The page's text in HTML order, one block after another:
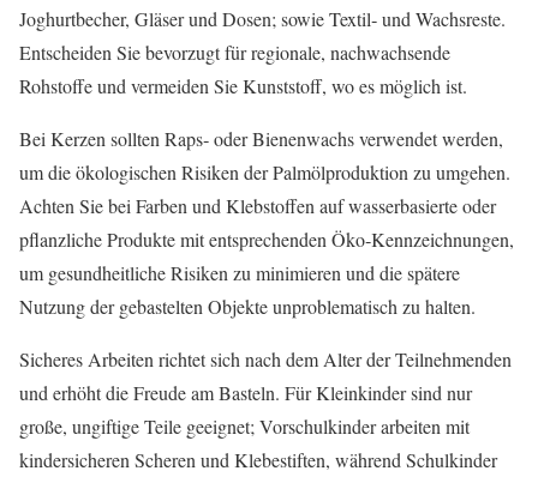
Joghurtbecher, Gläser und Dosen; sowie Textil‑ und Wachsreste.
Entscheiden Sie bevorzugt für regionale, nachwachsende
Rohstoffe und vermeiden Sie Kunststoff, wo es möglich ist.
Bei Kerzen sollten Raps‑ oder Bienenwachs verwendet werden,
um die ökologischen Risiken der Palmölproduktion zu umgehen.
Achten Sie bei Farben und Klebstoffen auf wasserbasierte oder
pflanzliche Produkte mit entsprechenden Öko‑Kennzeichnungen,
um gesundheitliche Risiken zu minimieren und die spätere
Nutzung der gebastelten Objekte unproblematisch zu halten.
Sicheres Arbeiten richtet sich nach dem Alter der Teilnehmenden
und erhöht die Freude am Basteln. Für Kleinkinder sind nur
große, ungiftige Teile geeignet; Vorschulkinder arbeiten mit
kindersicheren Scheren und Klebestiften, während Schulkinder